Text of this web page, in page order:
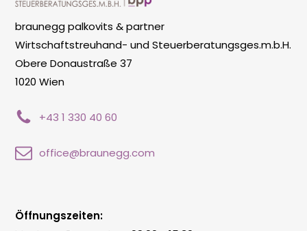
braunegg palkovits & partner
Wirtschaftstreuhand- und Steuerberatungsges.m.b.H.
Obere Donaustraße 37
1020 Wien
+43 1 330 40 60
office@braunegg.com
Öffnungszeiten: